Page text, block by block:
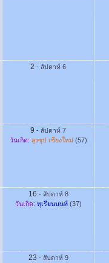
2 - สัปดาห์ 6
9 - สัปดาห์ 7
วันเกิด: ลุงซุป เชียงใหม่(57)
16 - สัปดาห์ 8
วันเกิด: ทุเรียนนนท์(37)
23 - สัปดาห์ 9